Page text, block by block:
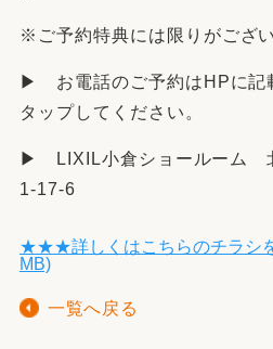
※ご予約特典には限りがござい
▶ お電話のご予約はHPに記
タップしてください。
▶ LIXIL小倉ショールーム
1-17-6
★★★詳しくはこちらのチラ
MB)
一覧へ戻る